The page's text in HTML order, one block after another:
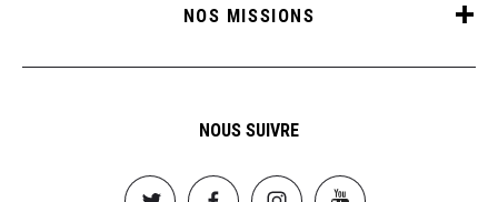
NOS MISSIONS
NOUS SUIVRE
Image Image Image Image